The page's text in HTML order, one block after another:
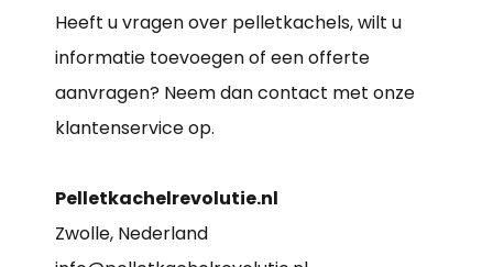
Heeft u vragen over pelletkachels, wilt u
informatie toevoegen of een offerte
aanvragen? Neem dan contact met onze
klantenservice op.
Pelletkachelrevolutie.nl
Zwolle, Nederland